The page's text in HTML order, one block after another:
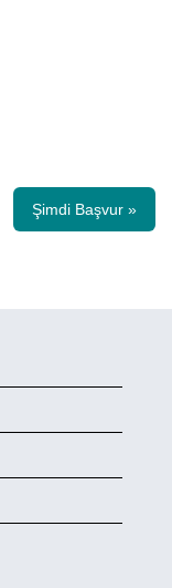
Şimdi Başvur »